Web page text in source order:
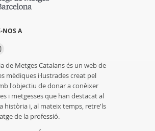
NOS A
de Metges Catalans és un web de
mèdiques i·lustrades creat pel
l'objectiu de donar a conèixer
i metgesses que han destacat al
història i, al mateix temps, retre'ls
de la professió.